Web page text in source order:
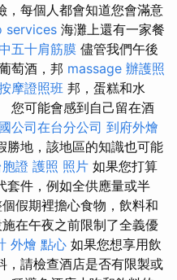
，每個人都會知道您會滿意
services 海灘上還有一家餐
五十肩筋膜 儘管我們午後
萄酒，邦 massage 辦護照
摩證照班 邦，蛋糕和水
您可能會感到自己留在酒
公司在台分公司 到府外燴
勝地，該地區的知識也可能
胞證 護照 照片 如果您打算
套件，例如全供應量或半
假期裡擔心食物，飲料和
在午夜之前限制了全義優
外燴 點心 如果您想享用飲
，請檢查酒店是否有限製或